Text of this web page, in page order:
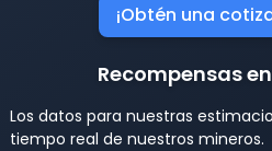
¡Obtén una
Recompensas
Los datos para nuestras
tiempo real de nuestros mineros.